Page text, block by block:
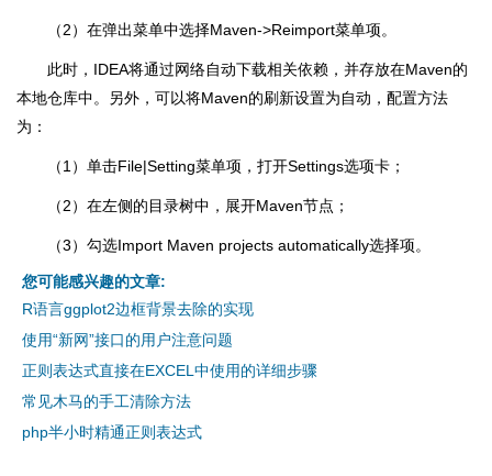
（2）在弹出菜单中选择Maven->Reimport菜单项。
此时，IDEA将通过网络自动下载相关依赖，并存放在Maven的
本地仓库中。另外，可以将Maven的刷新设置为自动，配置方法
为：
（1）单击File|Setting菜单项，打开Settings选项卡；
（2）在左侧的目录树中，展开Maven节点；
（3）勾选Import Maven projects automatically选择项。
您可能感兴趣的文章:
R语言ggplot2边框背景去除的实现
使用“新网”接口的用户注意问题
正则表达式直接在EXCEL中使用的详细步骤
常见木马的手工清除方法
php半小时精通正则表达式